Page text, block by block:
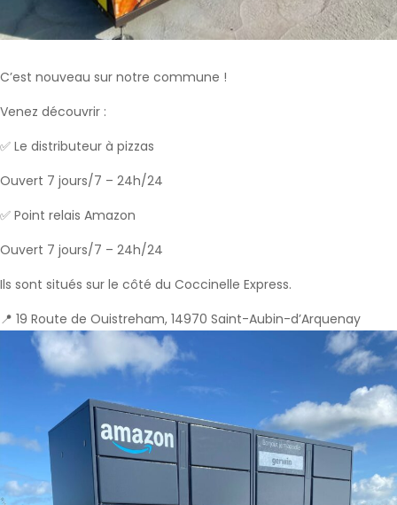
C’est nouveau sur notre commune !
Venez découvrir :
✅ Le distributeur à pizzas
Ouvert 7 jours/7 – 24h/24
✅ Point relais Amazon
Ouvert 7 jours/7 – 24h/24
Ils sont situés sur le côté du Coccinelle Express.
📍 19 Route de Ouistreham, 14970 Saint-Aubin-d’Arquenay